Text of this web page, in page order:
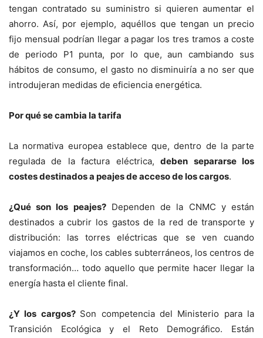
tengan contratado su suministro si quieren aumentar el
ahorro. Así, por ejemplo, aquéllos que tengan un precio
fijo mensual podrían llegar a pagar los tres tramos a coste
de periodo P1 punta, por lo que, aun cambiando sus
hábitos de consumo, el gasto no disminuiría a no ser que
introdujeran medidas de eficiencia energética.
Por qué se cambia la tarifa
La normativa europea establece que, dentro de la parte
regulada de la factura eléctrica,deben separarse los
costes destinados a peajes de acceso de los cargos.
¿Qué son los peajes?Dependen de la CNMC y están
destinados a cubrir los gastos de la red de transporte y
distribución: las torres eléctricas que se ven cuando
viajamos en coche, los cables subterráneos, los centros de
transformación… todo aquello que permite hacer llegar la
energía hasta el cliente final.
¿Y los cargos? Son competencia del Ministerio para la
Transición Ecológica y el Reto Demográfico. Están